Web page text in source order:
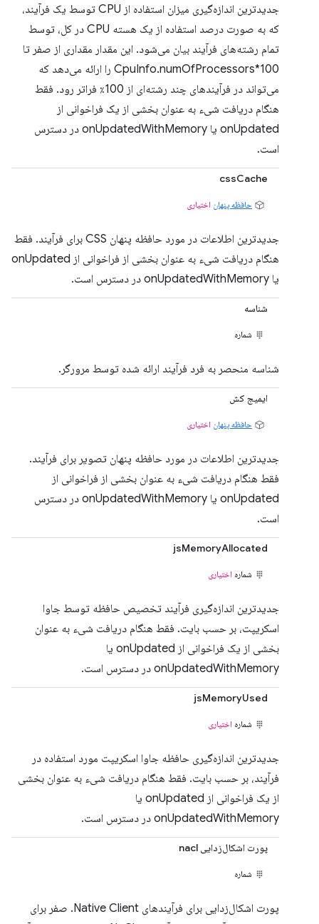
جدیدترین اندازه‌گیری میزان استفاده از CPU توسط یک فرآیند،
که به صورت درصد استفاده از یک هسته CPU در کل، توسط
تمام رشته‌های فرآیند بیان می‌شود. این مقدار مقداری از صفر تا
CpuInfo.numOfProcessors*100 را ارائه می‌دهد که
می‌تواند در فرآیندهای چند رشته‌ای از 100٪ فراتر رود. فقط
هنگام دریافت شیء به عنوان بخشی از یک فراخوانی از
onUpdated یا onUpdatedWithMemory در دسترس
است.
cssCache
حافظه پنهان اختیاری
جدیدترین اطلاعات در مورد حافظه پنهان CSS برای فرآیند. فقط
هنگام دریافت شیء به عنوان بخشی از فراخوانی از onUpdated
یا onUpdatedWithMemory در دسترس است.
شناسه
شماره
شناسه منحصر به فرد فرآیند ارائه شده توسط مرورگر.
ایمیج کش
حافظه پنهان اختیاری
جدیدترین اطلاعات در مورد حافظه پنهان تصویر برای فرآیند.
فقط هنگام دریافت شیء به عنوان بخشی از فراخوانی از
onUpdated یا onUpdatedWithMemory در دسترس
است.
jsMemoryAllocated
شماره اختیاری
جدیدترین اندازه‌گیری فرآیند تخصیص حافظه توسط جاوا
اسکریپت، بر حسب بایت. فقط هنگام دریافت شیء به عنوان
بخشی از یک فراخوانی از onUpdated یا
onUpdatedWithMemory در دسترس است.
jsMemoryUsed
شماره اختیاری
جدیدترین اندازه‌گیری حافظه جاوا اسکریپت مورد استفاده در
فرآیند، بر حسب بایت. فقط هنگام دریافت شیء به عنوان بخشی
از یک فراخوانی از onUpdated یا
onUpdatedWithMemory در دسترس است.
پورت اشکال‌زدایی nacl
شماره
پورت اشکال‌زدایی برای فرآیندهای Native Client. صفر برای